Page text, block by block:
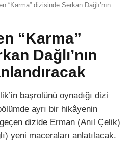
“Karma” dizisinde Serkan Dağlı’nın
“Karma”
Dağlı’nın
başrolünü oynadığı dizi
ayrı bir hikâyenin
dizide Erman (Anıl Çelik)
yeni maceraları anlatılacak.